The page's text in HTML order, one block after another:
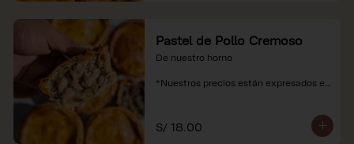
Pastel de Pollo Cremoso
De nuestro horno
*Nuestros precios están expresados en
S/ 18.00